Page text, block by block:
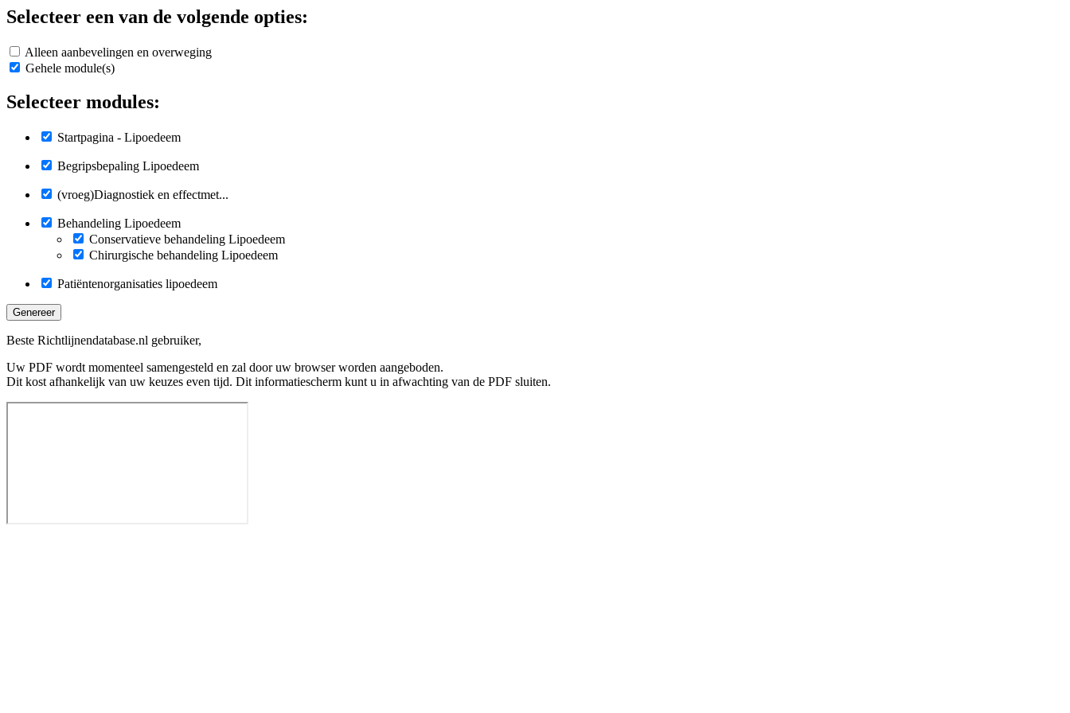
Selecteer een van de volgende opties:
Alleen aanbevelingen en overweging
Gehele module(s)
Selecteer modules:
Startpagina - Lipoedeem
Begripsbepaling Lipoedeem
(vroeg)Diagnostiek en effectmet...
Behandeling Lipoedeem
Conservatieve behandeling Lipoedeem
Chirurgische behandeling Lipoedeem
Patiëntenorganisaties lipoedeem
Genereer
Beste Richtlijnendatabase.nl gebruiker,
Uw PDF wordt momenteel samengesteld en zal door uw browser worden aangeboden.
Dit kost afhankelijk van uw keuzes even tijd. Dit informatiescherm kunt u in afwachting van de PDF sluiten.